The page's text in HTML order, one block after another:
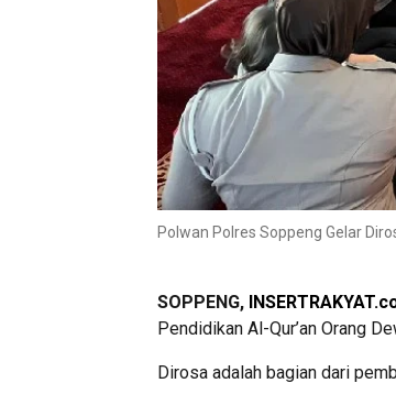
Polwan Polres Soppeng Gelar
SOPPENG,
Pendidikan Al-Qur’an Orang
Dirosa adalah bagian dari